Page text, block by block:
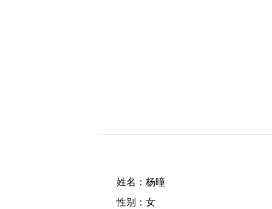
姓名：杨曈
性别：女